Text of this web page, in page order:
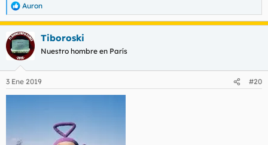
R
e
a
c
c
i
e
s
Auron
Tiboroski
Nuestro hombre en París
3 Ene 2019 #20